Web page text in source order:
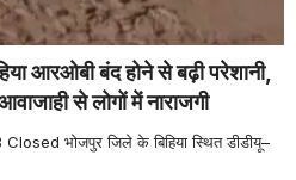
आरओबी बंद होने से बढ़ी परेशानी,
से लोगों में नाराजगी
भोजपुर जिले के बिहिया स्थित डीडीयू–